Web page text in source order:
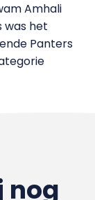
Amhali
was het
Panters
nog